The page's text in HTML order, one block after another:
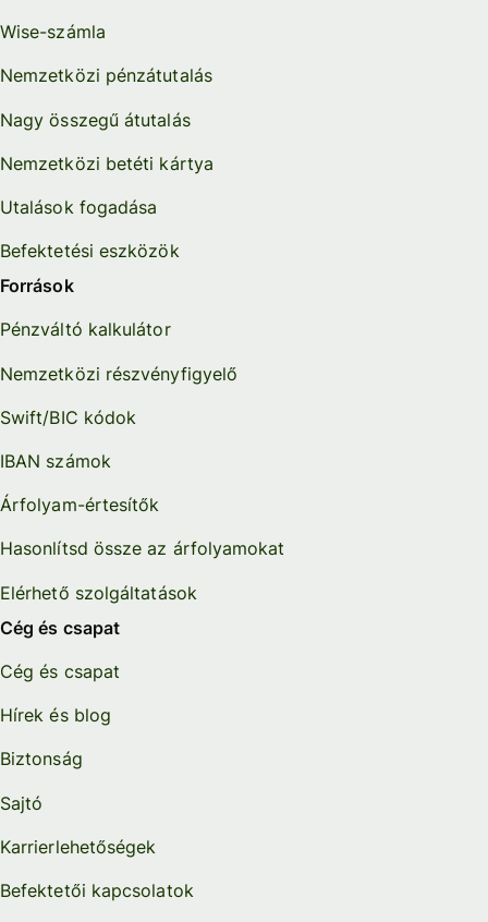
Wise-számla
Nemzetközi pénzátutalás
Nagy összegű átutalás
Nemzetközi betéti kártya
Utalások fogadása
Befektetési eszközök
Források
Pénzváltó kalkulátor
Nemzetközi részvényfigyelő
Swift/BIC kódok
IBAN számok
Árfolyam-értesítők
Hasonlítsd össze az árfolyamokat
Elérhető szolgáltatások
Cég és csapat
Cég és csapat
Hírek és blog
Biztonság
Sajtó
Karrierlehetőségek
Befektetői kapcsolatok